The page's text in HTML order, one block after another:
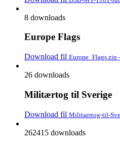
8 downloads
Europe Flags
Download fil Europe_Flags.zip
26 downloads
Militærtog til Sverige
Download fil Militaertog-til-
262415 downloads